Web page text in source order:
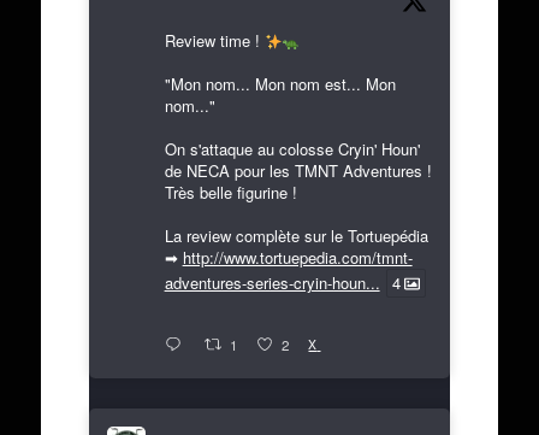
Review time !
"Mon nom... Mon nom est... Mon
nom..."
On s'attaque au colosse Cryin' Houn'
de NECA pour les TMNT Adventures !
Très belle figurine !
La review complète sur le Tortuepédia
➡ http://www.tortuepedia.com/tmnt-
adventures-series-cryin-houn... 4
1 2 X